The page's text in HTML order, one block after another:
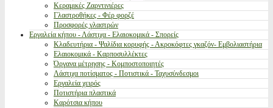
Κεραμικές Ζαρντινιέρες
Γλαστροθήκες - Φέρ φορζέ
Προσφορές γλαστρών
Εργαλεία κήπου - Λάστιχα - Ελαιοκομικά - Σπορείς
Κλαδευτήρια - Ψαλίδια κορυφής - Ακροκόφτες γκαζόν- Εμβολιαστήρια
Ελαιοκομικά - Καρποσυλλέκτες
Όργανα μέτρησης - Κομποστοποιητές
Λάστιχα ποτίσματος - Ποτιστικά - Ταχυσύνδεσμοι
Εργαλεία χειρός
Ποτιστήρια πλαστικά
Καρότσια κήπου